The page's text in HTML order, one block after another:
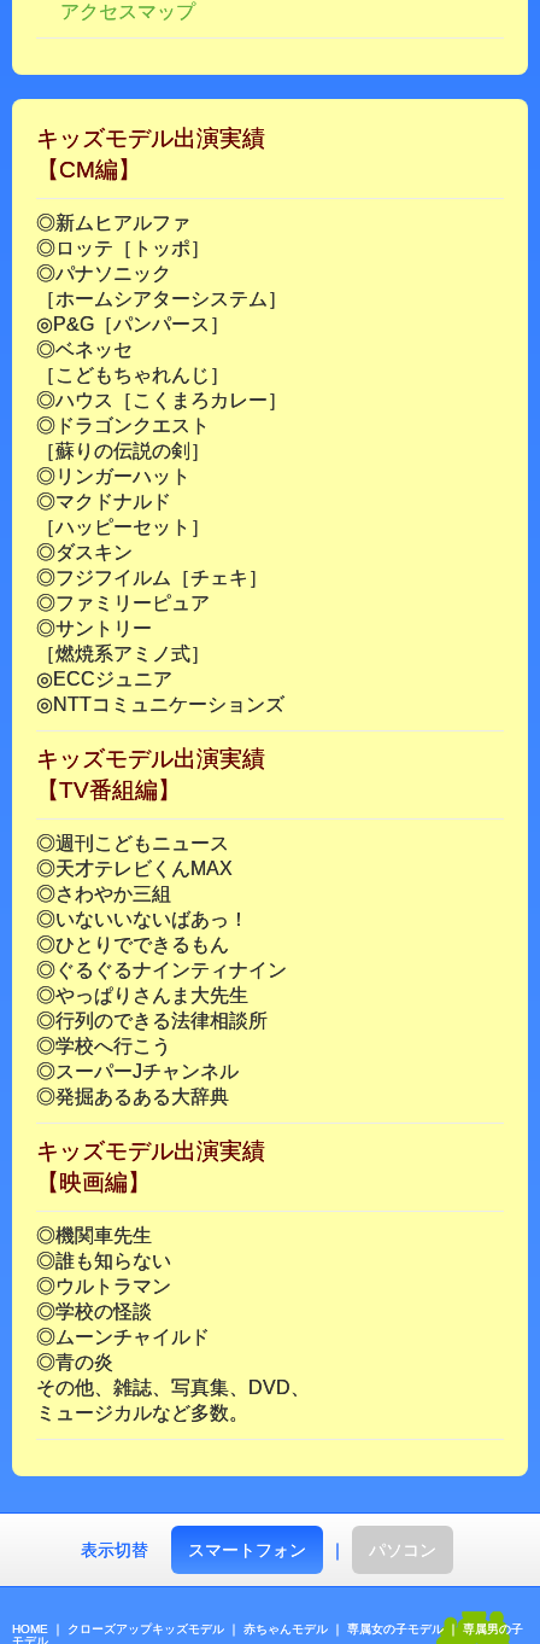
アクセスマップ
キッズモデル出演実績
【CM編】
◎新ムヒアルファ
◎ロッテ［トッポ］
◎パナソニック
［ホームシアターシステム］
◎P&G［パンパース］
◎ベネッセ
［こどもちゃれんじ］
◎ハウス［こくまろカレー］
◎ドラゴンクエスト
［蘇りの伝説の剣］
◎リンガーハット
◎マクドナルド
［ハッピーセット］
◎ダスキン
◎フジフイルム［チェキ］
◎ファミリーピュア
◎サントリー
［燃焼系アミノ式］
◎ECCジュニア
◎NTTコミュニケーションズ
キッズモデル出演実績
【TV番組編】
◎週刊こどもニュース
◎天才テレビくんMAX
◎さわやか三組
◎いないいないばあっ！
◎ひとりでできるもん
◎ぐるぐるナインティナイン
◎やっぱりさんま大先生
◎行列のできる法律相談所
◎学校へ行こう
◎スーパーJチャンネル
◎発掘あるある大辞典
キッズモデル出演実績
【映画編】
◎機関車先生
◎誰も知らない
◎ウルトラマン
◎学校の怪談
◎ムーンチャイルド
◎青の炎
その他、雑誌、写真集、DVD、
ミュージカルなど多数。
表示切替 スマートフォン ｜ パソコン
HOME ｜ クローズアップキッズモデル ｜ 赤ちゃんモデル ｜ 専属女の子モデル｜ 専属男の子
モデル